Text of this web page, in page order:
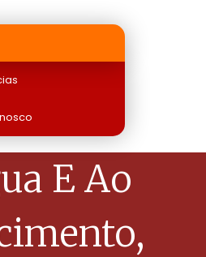
E Ao